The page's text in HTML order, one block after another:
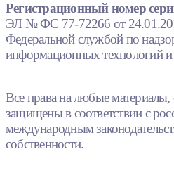
Регистрационный номер
ЭЛ № ФС 77-72266 от
Федеральной службой по
информационных технологий
Все права на любые материалы,
защищены в соответствии с
международным
собственности.